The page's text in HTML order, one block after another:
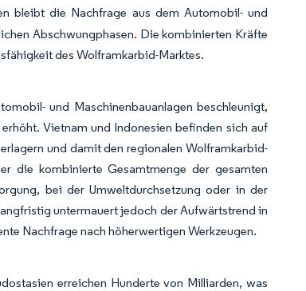
bleibt die Nachfrage aus dem Automobil- und
Abschwungphasen. Die kombinierten Kräfte
des Wolframkarbid-Marktes.
und Maschinenbauanlagen beschleunigt,
Vietnam und Indonesien befinden sich auf
und damit den regionalen Wolframkarbid-
die kombinierte Gesamtmenge der gesamten
bei der Umweltdurchsetzung oder in der
untermauert jedoch der Aufwärtstrend in
Nachfrage nach höherwertigen Werkzeugen.
erreichen Hunderte von Milliarden, was